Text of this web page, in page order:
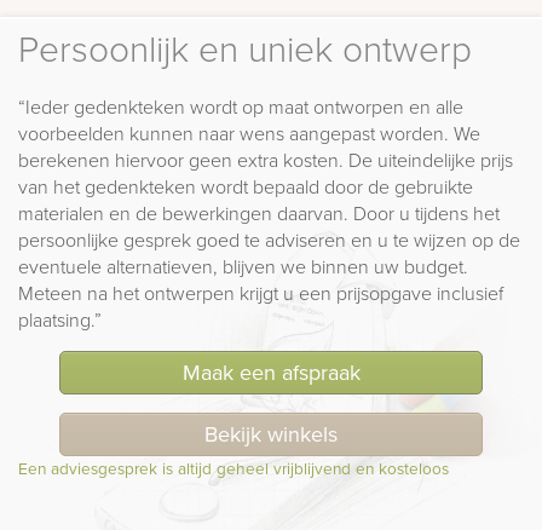
Persoonlijk en uniek ontwerp
“Ieder gedenkteken wordt op maat ontworpen en alle
voorbeelden kunnen naar wens aangepast worden. We
berekenen hiervoor geen extra kosten. De uiteindelijke prijs
van het gedenkteken wordt bepaald door de gebruikte
materialen en de bewerkingen daarvan. Door u tijdens het
persoonlijke gesprek goed te adviseren en u te wijzen op de
eventuele alternatieven, blijven we binnen uw budget.
Meteen na het ontwerpen krijgt u een prijsopgave inclusief
plaatsing.”
Maak een afspraak
Bekijk winkels
Een adviesgesprek is altijd geheel vrijblijvend en kosteloos